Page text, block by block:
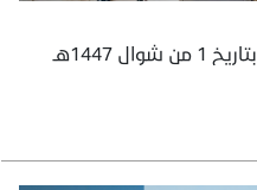
خطبة الجمعة المذاعة والموزعة بتاريخ 1 من شوال 1447هـ